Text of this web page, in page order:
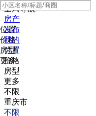
全局导航
房产
发布
我的
位置
价格
房型
更多
位置
价格
房型
更多
不限
重庆市
不限